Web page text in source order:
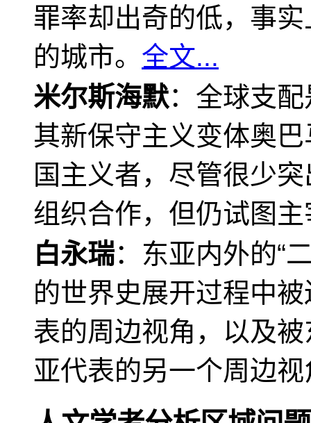
罪率却出奇的低，事
的城市。 全文...
米尔斯海默：全球支
其新保守主义变体奥
国主义者，尽管很少
组织合作，但仍试图
白永瑞：东亚内外的“
的世界史展开过程中
表的周边视角，以及
亚代表的另一个周边视